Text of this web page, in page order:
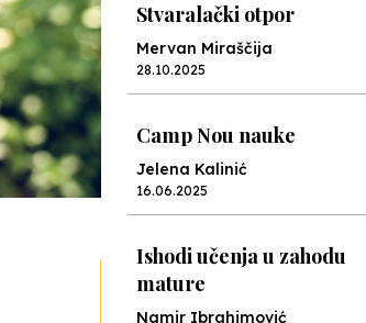
Stvaralački otpor
Mervan Miraščija
28.10.2025
Camp Nou nauke
Jelena Kalinić
16.06.2025
Ishodi učenja u zahodu
mature
Namir Ibrahimović